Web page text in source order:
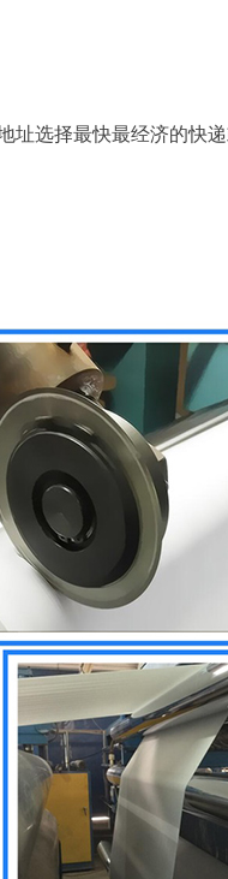
选择最快最经济的快递